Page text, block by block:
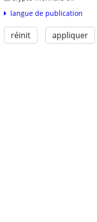
langue de publication
réinit appliquer